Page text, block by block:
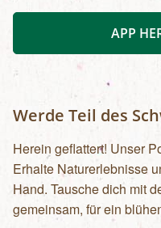
APP
Werde Teil des
Herein geflattert! Unser
Erhalte Naturerlebnisse
Hand. Tausche dich mit
gemeinsam, für ein